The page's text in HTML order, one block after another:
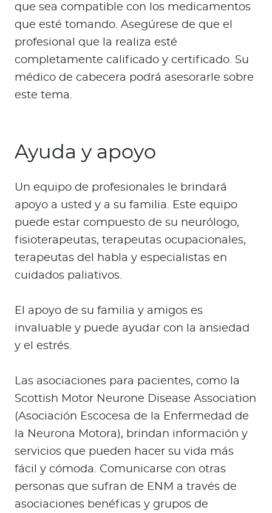
que sea compatible con los medicamentos
que esté tomando. Asegúrese de que el
profesional que la realiza esté
completamente calificado y certificado. Su
médico de cabecera podrá asesorarle sobre
este tema.
Ayuda y apoyo
Un equipo de profesionales le brindará
apoyo a usted y a su familia. Este equipo
puede estar compuesto de su neurólogo,
fisioterapeutas, terapeutas ocupacionales,
terapeutas del habla y especialistas en
cuidados paliativos.
El apoyo de su familia y amigos es
invaluable y puede ayudar con la ansiedad
y el estrés.
Las asociaciones para pacientes, como la
Scottish Motor Neurone Disease Association
(Asociación Escocesa de la Enfermedad de
la Neurona Motora), brindan información y
servicios que pueden hacer su vida más
fácil y cómoda. Comunicarse con otras
personas que sufran de ENM a través de
asociaciones benéficas y grupos de